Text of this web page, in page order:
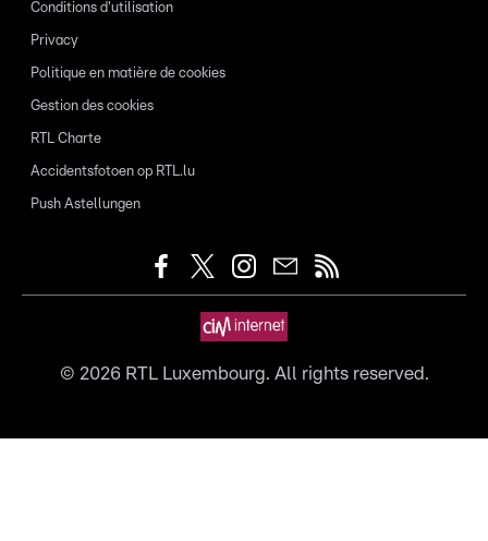
Conditions d'utilisation
Privacy
Politique en matière de cookies
Gestion des cookies
RTL Charte
Accidentsfotoen op RTL.lu
Push Astellungen
© 2026RTL Luxembourg. All rights reserved.